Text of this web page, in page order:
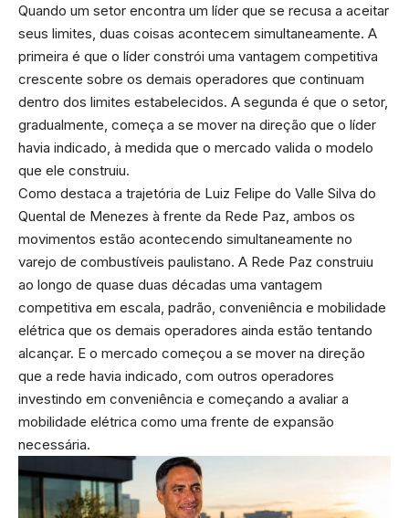
Quando um setor encontra um líder que se recusa a aceitar
seus limites, duas coisas acontecem simultaneamente. A
primeira é que o líder constrói uma vantagem competitiva
crescente sobre os demais operadores que continuam
dentro dos limites estabelecidos. A segunda é que o setor,
gradualmente, começa a se mover na direção que o líder
havia indicado, à medida que o mercado valida o modelo
que ele construiu.
Como destaca a trajetória de Luiz Felipe do Valle Silva do
Quental de Menezes à frente da Rede Paz, ambos os
movimentos estão acontecendo simultaneamente no
varejo de combustíveis paulistano. A Rede Paz construiu
ao longo de quase duas décadas uma vantagem
competitiva em escala, padrão, conveniência e mobilidade
elétrica que os demais operadores ainda estão tentando
alcançar. E o mercado começou a se mover na direção
que a rede havia indicado, com outros operadores
investindo em conveniência e começando a avaliar a
mobilidade elétrica como uma frente de expansão
necessária.